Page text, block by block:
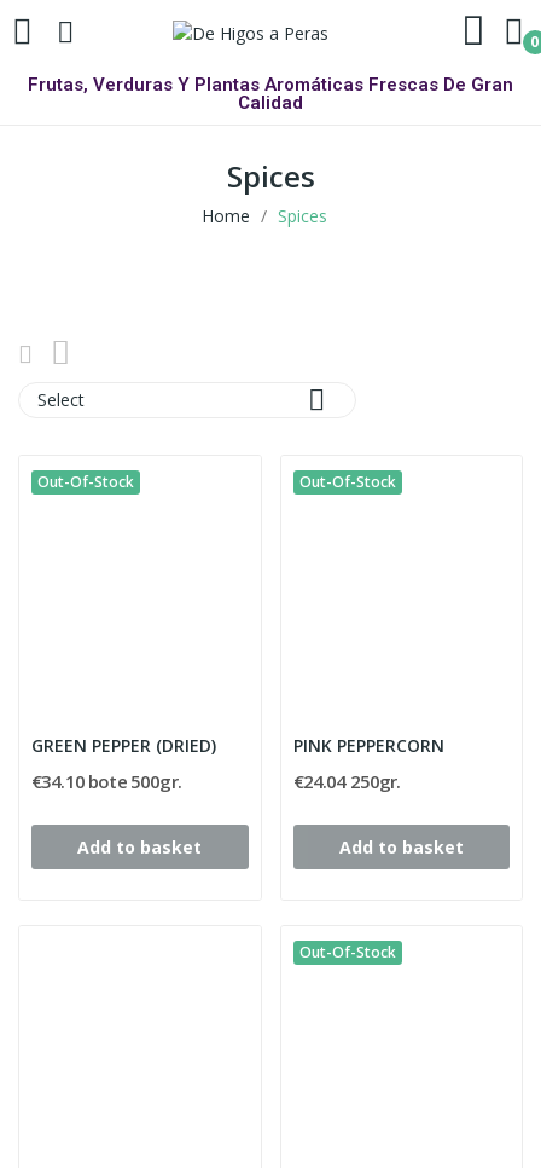
0
Frutas, Verduras Y Plantas Aromáticas Frescas De Gran
Calidad
Spices
Home Spices
Select 
Out-Of-Stock
GREEN PEPPER (DRIED)
€34.10 bote 500gr.
Add to basket
Out-Of-Stock
PINK PEPPERCORN
€24.04 250gr.
Add to basket
Out-Of-Stock